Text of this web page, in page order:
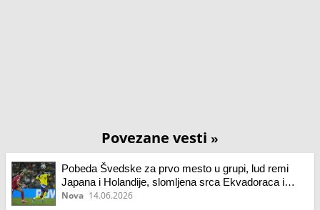
Povezane vesti »
Pobeda Švedske za prvo mesto u grupi, lud remi
Japana i Holandije, slomljena srca Ekvadoraca i
surova Nemačka protiv debitanta
Nova 14.06.2026